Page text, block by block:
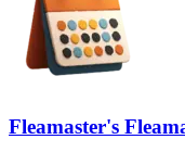
Fleamaster's